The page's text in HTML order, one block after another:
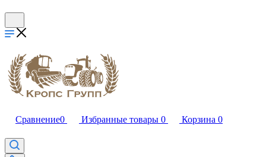
Сравнение0 Избранные товары 0 Корзина 0